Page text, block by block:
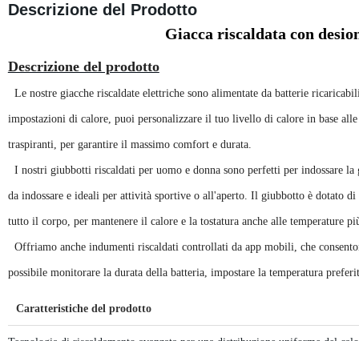
Descrizione del Prodotto
Giacca riscaldata con
Descrizione del prodotto
Le nostre giacche riscaldate elettriche sono alimentate da batterie
impostazioni di calore, puoi personalizzare il tuo livello di calore in base
traspiranti, per garantire il massimo comfort e durata.
I nostri giubbotti riscaldati per uomo e donna sono perfetti per indossare
da indossare e ideali per attività sportive o all'aperto. Il giubbotto è dotato
tutto il corpo, per mantenere il calore e la tostatura anche alle temperature
Offriamo anche indumenti riscaldati controllati da app mobili, che
possibile monitorare la durata della batteria, impostare la temperatura
Caratteristiche del prodotto